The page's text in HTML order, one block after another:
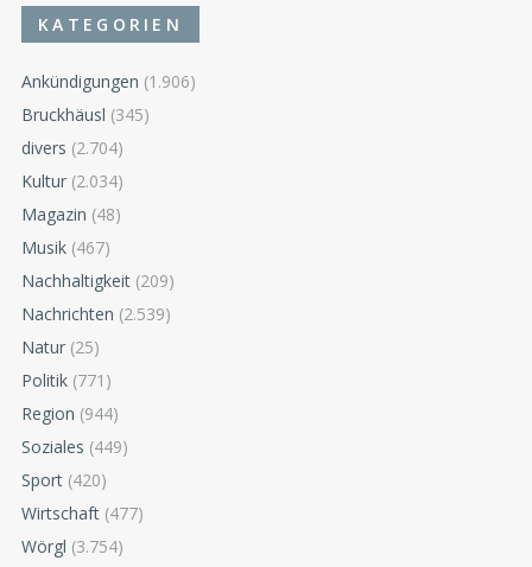
KATEGORIEN
Ankündigungen (1.906)
Bruckhäusl (345)
divers (2.704)
Kultur (2.034)
Magazin (48)
Musik (467)
Nachhaltigkeit (209)
Nachrichten (2.539)
Natur (25)
Politik (771)
Region (944)
Soziales (449)
Sport (420)
Wirtschaft (477)
Wörgl (3.754)